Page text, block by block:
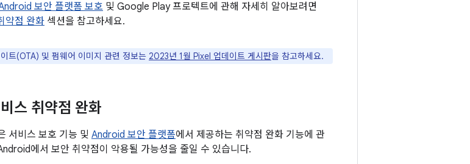
보안 플랫폼 보호 및 Google Play 프로텍트에 관해 자세히 알아보려면
약점 완화 섹션을 참고하세요.
트(OTA) 및 펌웨어 이미지 관련 정보는 2023년 1월 Pixel 업데이트 게시판을 참고하세요.
스 취약점 완화
서비스 보호 기능 및 Android 보안 플랫폼에서 제공하는 취약점 완화 기능에 관
에서 보안 취약점이 악용될 가능성을 줄일 수 있습니다.